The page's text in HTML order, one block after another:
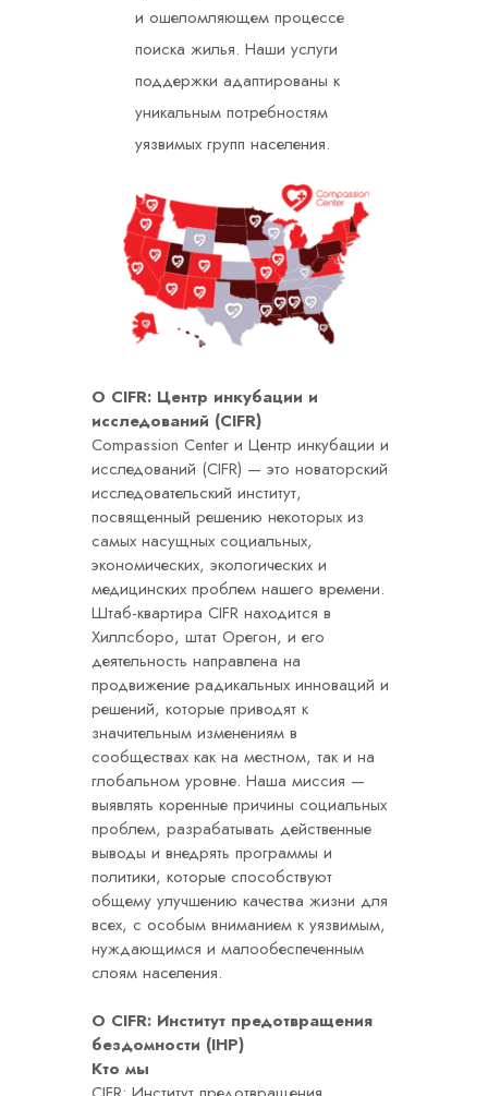
и ошеломляющем процессе
поиска жилья. Наши услуги
поддержки адаптированы к
уникальным потребностям
уязвимых групп населения.
О CIFR: Центр инкубации и
исследований (CIFR)
Compassion Center и Центр инкубации и
исследований (CIFR) — это новаторский
исследовательский институт,
посвященный решению некоторых из
самых насущных социальных,
экономических, экологических и
медицинских проблем нашего времени.
Штаб-квартира CIFR находится в
Хиллсборо, штат Орегон, и его
деятельность направлена на
продвижение радикальных инноваций и
решений, которые приводят к
значительным изменениям в
сообществах как на местном, так и на
глобальном уровне. Наша миссия —
выявлять коренные причины социальных
проблем, разрабатывать действенные
выводы и внедрять программы и
политики, которые способствуют
общему улучшению качества жизни для
всех, с особым вниманием к уязвимым,
нуждающимся и малообеспеченным
слоям населения.
О CIFR: Институт предотвращения
бездомности (IHP)
Кто мы